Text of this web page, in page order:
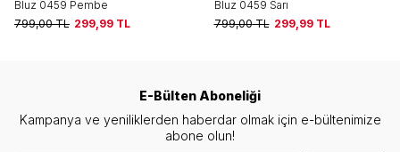
Bluz 0459 Sarı
799,00TL 299,99 TL
Bluz 0459 Mavi
799,00TL 299,99TL
E-Bülten Aboneliği
Kampanya ve yeniliklerden haberdar olmak için e-bültenimize
abone olun!